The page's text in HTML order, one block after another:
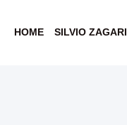
HOME SILVIO ZAGARI